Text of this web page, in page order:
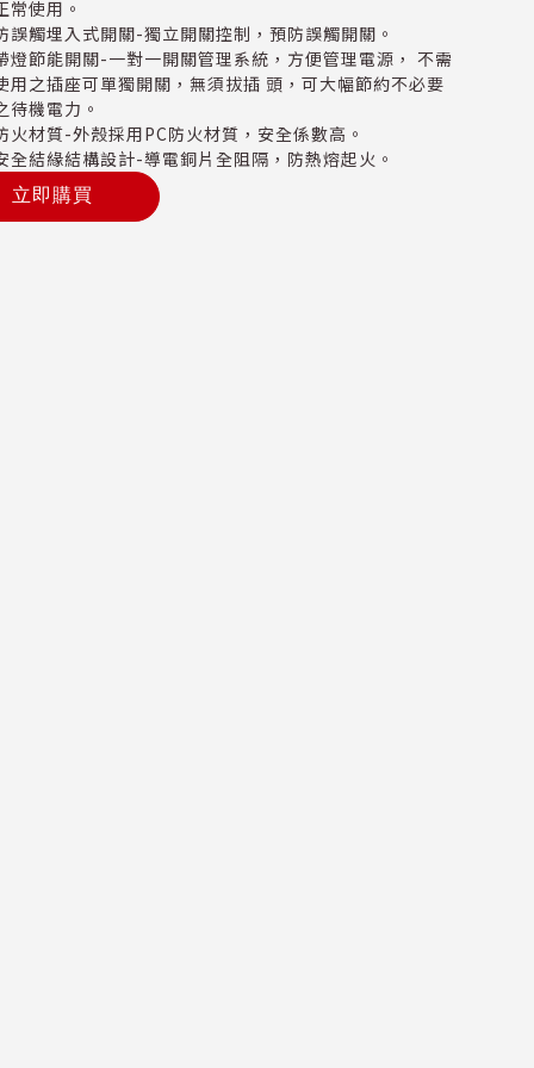
常使用。
誤觸埋入式開關-獨立開關控制，預防誤觸開關。
燈節能開關-一對一開關管理系統，方便管理電源， 不需
用之插座可單獨開關，無須拔插 頭，可大幅節約不必要
待機電力。
火材質-外殼採用PC防火材質，安全係數高。
全結緣結構設計-導電銅片全阻隔，防熱熔起火。
立即購買